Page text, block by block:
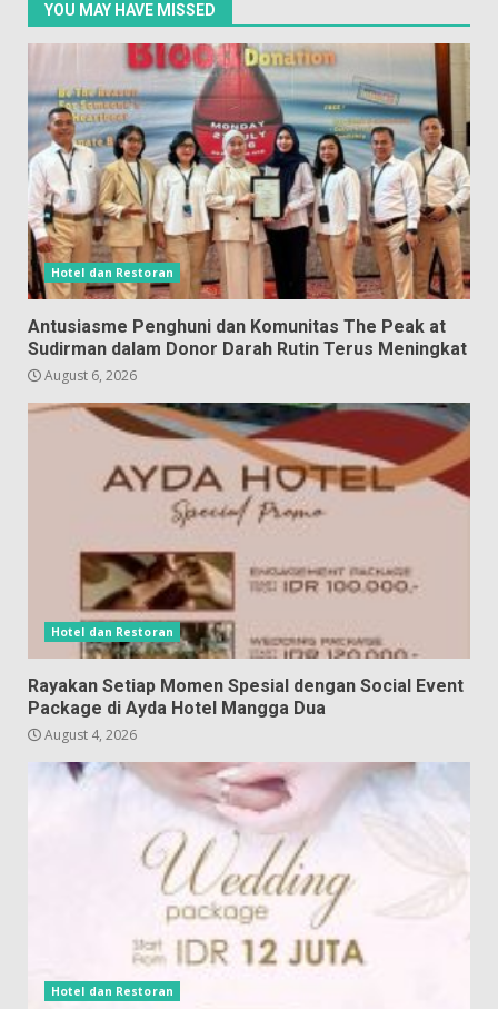
YOU MAY HAVE MISSED
Hotel dan Restoran
Antusiasme Penghuni dan Komunitas The Peak at
Sudirman dalam Donor Darah Rutin Terus Meningkat
August 6, 2026
Hotel dan Restoran
Rayakan Setiap Momen Spesial dengan Social Event
Package di Ayda Hotel Mangga Dua
August 4, 2026
Hotel dan Restoran